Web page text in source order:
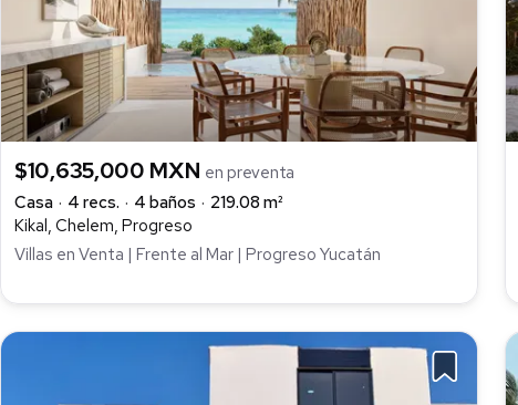
$10,635,000 MXN en preventa
Casa
4 recs. 4 baños
219.08 m²
Kikal, Chelem, Progreso
Villas en Venta | Frente al Mar | Progreso Yucatán